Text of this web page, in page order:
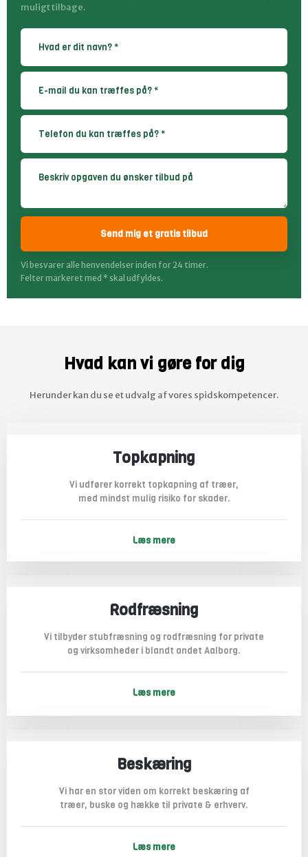
muligt tilbage.
Vi besvarer alle henvendelser inden for 24 timer.
Felter markeret med * skal udfyldes.​
Hvad kan vi gøre for dig
​Herunder kan du se et udvalg af vores spidskompetencer.
Topkapning
Vi udfører korrekt topkapning af træer,
med mindst mulig risiko for skader.
Læs mere
Rodfræsning
​Vi tilbyder stubfræsning og rodfræsning for private
og virksomheder i blandt andet Aalborg.
Læs mere
Beskæring
​​Vi har en stor viden om korrekt beskæring af
træer, buske og hække til private & erhverv.
Læs mere